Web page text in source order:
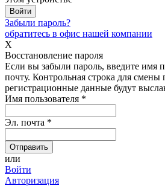
Забыли пароль?
обратитесь в офис нашей компании
X
Восстановление пароля
Если вы забыли пароль, введите имя
почту. Контрольная строка для смены
регистрационные данные будут
Имя пользователя *
Эл. почта *
или
Войти
Авторизация